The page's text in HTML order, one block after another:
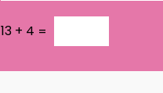
13 + 4 =